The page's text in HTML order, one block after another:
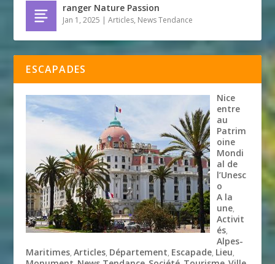
ranger Nature Passion
Jan 1, 2025 |Articles, News Tendance
ESCAPADES
Nice
entre
au
Patrim
oine
Mondi
al de
l’Unesc
o
A la
une,
Activit
és,
Alpes-
Maritimes,Articles, Département, Escapade, Lieu,